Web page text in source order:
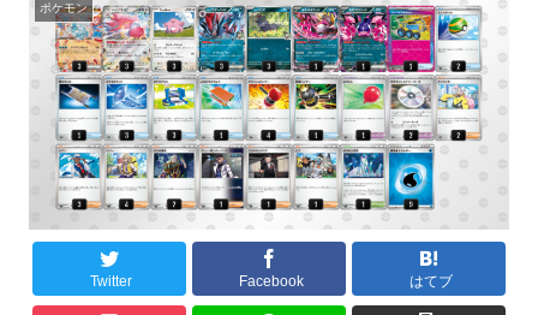
ポケモン
Twitter Facebook はてブ